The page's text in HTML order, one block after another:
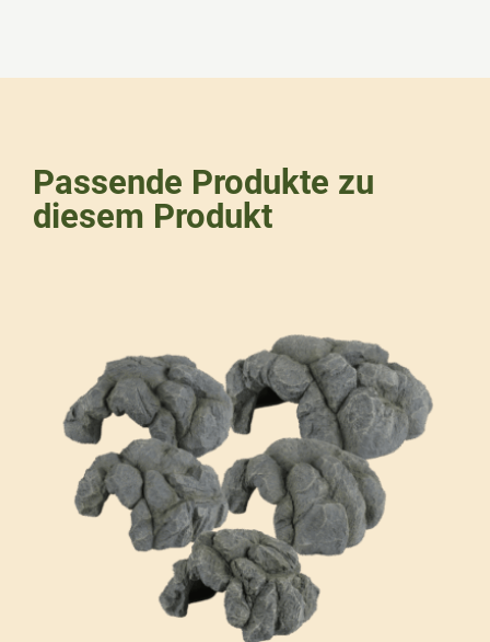
Passende Produkte zu
diesem Produkt